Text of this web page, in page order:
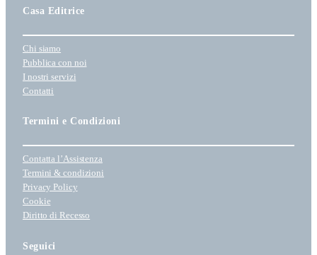
i
n
a
u
n
c
t
e
g
o
r
a
Casa Editrice
Chi siamo
Pubblica con noi
I nostri servizi
Contatti
Termini e Condizioni
Contatta l’Assistenza
Termini & condizioni
Privacy Policy
Cookie
Diritto di Recesso
Seguici